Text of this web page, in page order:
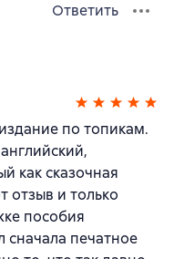
Ответить
по топикам.
как сказочная
отзыв и только
пособия
сначала печатное